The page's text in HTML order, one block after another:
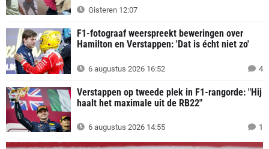
Gisteren 12:07
F1-fotograaf weerspreekt beweringen over
Hamilton en Verstappen: 'Dat is écht niet zo'
6 augustus 2026 16:52 4
Verstappen op tweede plek in F1-rangorde: "Hij
haalt het maximale uit de RB22"
6 augustus 2026 14:55 1